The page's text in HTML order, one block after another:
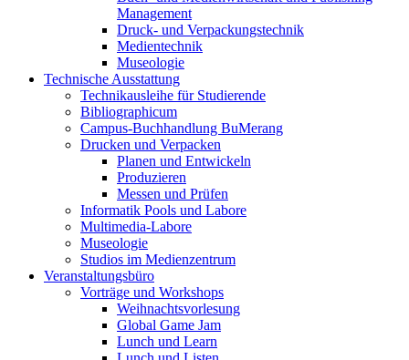
Management
Druck- und Verpackungstechnik
Medientechnik
Museologie
Technische Ausstattung
Technikausleihe für Studierende
Bibliographicum
Campus-Buchhandlung BuMerang
Drucken und Verpacken
Planen und Entwickeln
Produzieren
Messen und Prüfen
Informatik Pools und Labore
Multimedia-Labore
Museologie
Studios im Medienzentrum
Veranstaltungsbüro
Vorträge und Workshops
Weihnachtsvorlesung
Global Game Jam
Lunch und Learn